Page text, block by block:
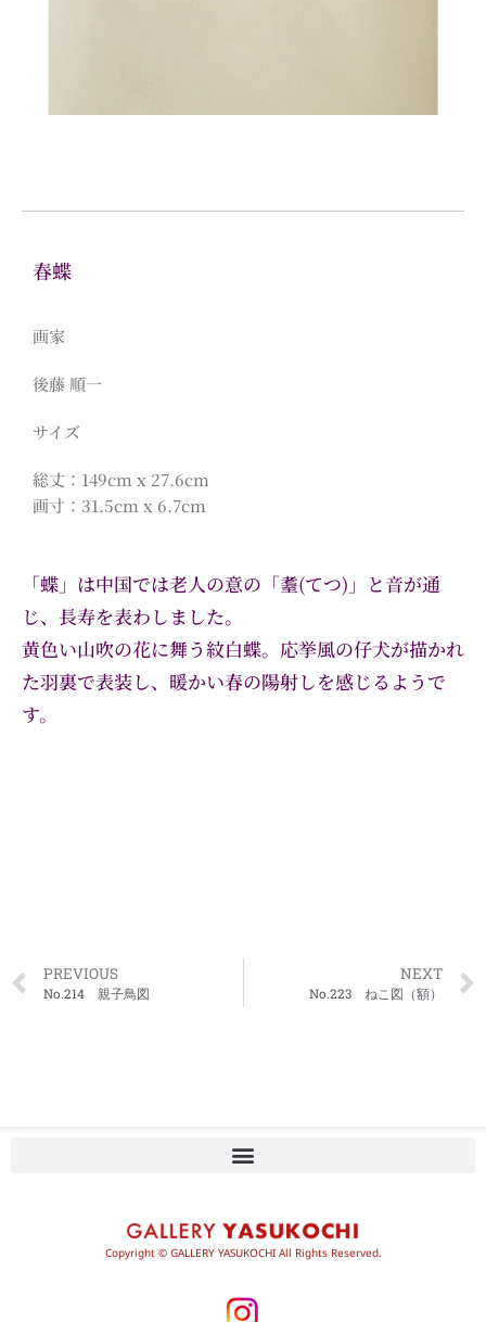
春蝶
画家
後藤 順一
サイズ
総丈：149cm x 27.6cm
画寸：31.5cm x 6.7cm
「蝶」は中国では老人の意の「耋(てつ)」と音が通
じ、長寿を表わしました。
黄色い山吹の花に舞う紋白蝶。応挙風の仔犬が描かれ
た羽裏で表装し、暖かい春の陽射しを感じるようで
す。
PREVIOUS
No.214 親子鳥図
NEXT
No.223 ねこ図（額）
Copyright © GALLERY YASUKOCHI All Rights Reserved.